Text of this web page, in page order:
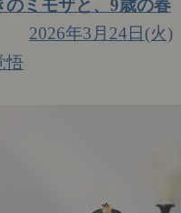
のミモザと、9歳の春
2026年3月24日(火)
悟